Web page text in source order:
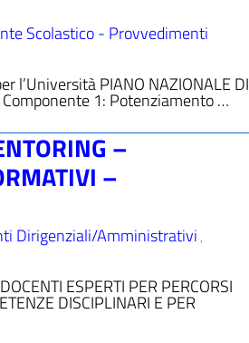
Scolastico - Provvedimenti
l’Università PIANO NAZIONALE DI
Componente 1: Potenziamento …
–
–
Dirigenziali/Amministrativi,
ESPERTI PER PERCORSI
DISCIPLINARI E PER